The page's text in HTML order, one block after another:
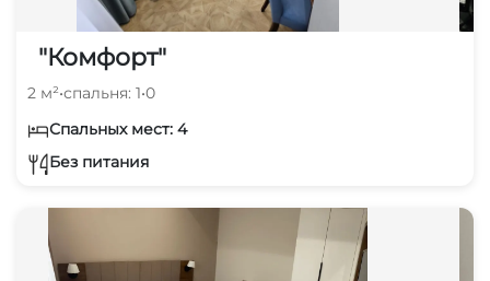
"Комфорт"
2 м²•спальня: 1•0
Спальных мест: 4
Без питания